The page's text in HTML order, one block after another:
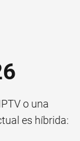
o una
es híbrida: